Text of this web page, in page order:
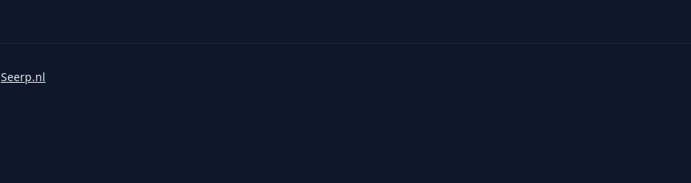
Seerp.nl